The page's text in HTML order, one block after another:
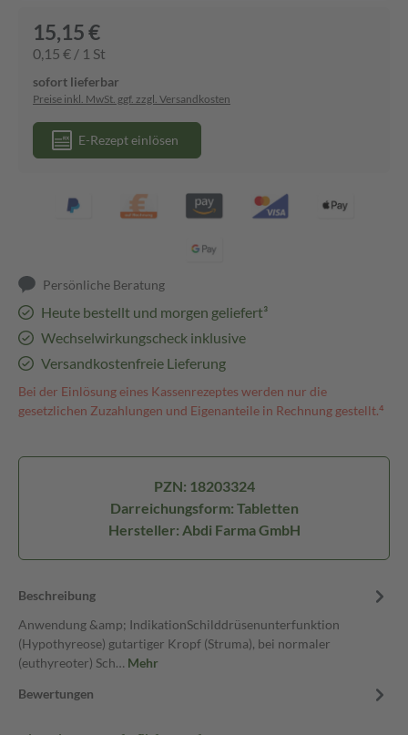
15,15 €
0,15 € / 1 St
sofort lieferbar
Preise inkl. MwSt. ggf. zzgl. Versandkosten
E-Rezept einlösen
Persönliche Beratung
Heute bestellt und morgen geliefert³
Wechselwirkungscheck inklusive
Versandkostenfreie Lieferung
Bei der Einlösung eines Kassenrezeptes werden nur die
gesetzlichen Zuzahlungen und Eigenanteile in Rechnung gestellt.⁴
PZN: 18203324
Darreichungsform: Tabletten
Hersteller: Abdi Farma GmbH
Beschreibung
Anwendung &amp; IndikationSchilddrüsenunterfunktion
(Hypothyreose) gutartiger Kropf (Struma), bei normaler
(euthyreoter) Sch… Mehr
Bewertungen